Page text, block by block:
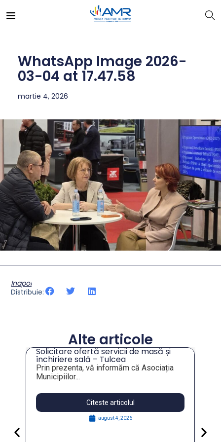
WhatsApp Image 2026-
03-04 at 17.47.58
martie 4, 2026
Inapoi
Distribuie:
Alte articole
Solicitare ofertă servicii de masă și
închiriere sală – Tulcea
Prin prezenta, vă informăm că Asociația
Municipiilor...
Citeste articolul
august 4, 2026